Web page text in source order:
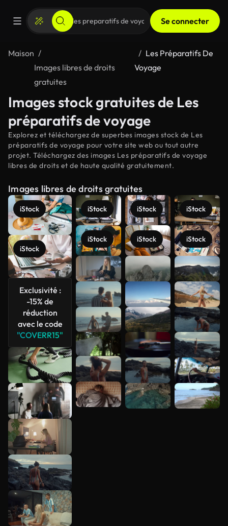
Se connecter
Maison
Images libres de droits
gratuites
Les Préparatifs De
Voyage
Images stock gratuites de Les
préparatifs de voyage
Explorez et téléchargez de superbes images stock de Les
préparatifs de voyage pour votre site web ou tout autre
projet. Téléchargez des images Les préparatifs de voyage
libres de droits et de haute qualité gratuitement.
Images libres de droits gratuites
iStock
iStock
Exclusivité :
-15% de
réduction
avec le code
"COVERR15"
iStock
iStock
iStock
iStock
iStock
iStock
Voir plus